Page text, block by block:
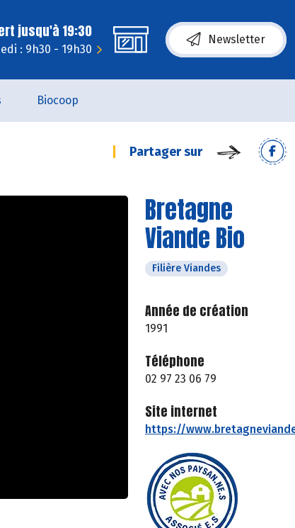
jusqu'à 19:30
: 9h30 - 19h30
Newsletter
Biocoop
Partager sur
Bretagne
Viande Bio
Filière Viandes
Année de création
1991
Téléphone
02 97 23 06 79
Site internet
https://